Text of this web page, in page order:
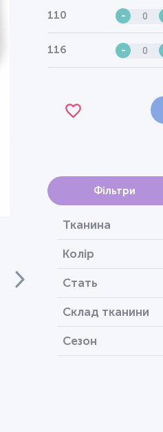
110 -
116 -
Фільтри
Тканина
Колір
Стать
Склад тканини
Сезон